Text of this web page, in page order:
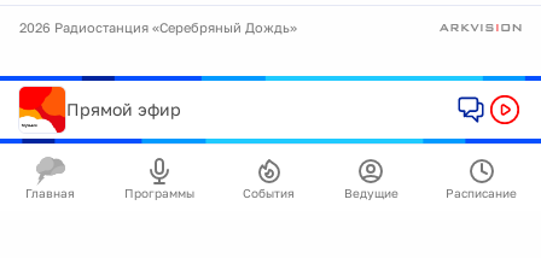
2026 Радиостанция «Серебряный Дождь»
Прямой эфир
Главная Программы События Ведущие Расписание